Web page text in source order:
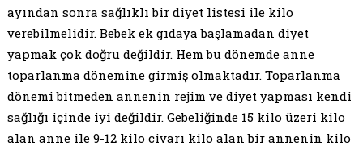
ayından sonra sağlıklı bir diyet listesi ile kilo
verebilmelidir. Bebek ek gıdaya başlamadan diyet
yapmak çok doğru değildir. Hem bu dönemde anne
toparlanma dönemine girmiş olmaktadır. Toparlanma
dönemi bitmeden annenin rejim ve diyet yapması kendi
sağlığı içinde iyi değildir. Gebeliğinde 15 kilo üzeri kilo
alan anne ile 9-12 kilo civarı kilo alan bir annenin kilo